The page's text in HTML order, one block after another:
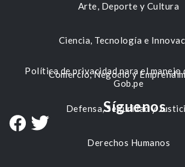
Arte, Deporte y Cultura
Ciencia, Tecnología e
Comercio, Negocio y
Defensa, Seguridad y
Derechos Humanos
Política de privacidad para el manejo
Gob.pe
Síguenos